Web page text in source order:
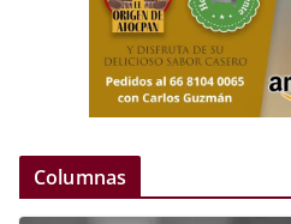
Columnas